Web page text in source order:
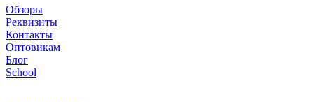
Обзоры
Реквизиты
Контакты
Оптовикам
Блог
School